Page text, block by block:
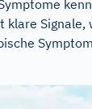
klare Signale,